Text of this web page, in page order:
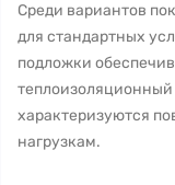
Среди вариантов
для стандартных
подложки
характеризуются
нагрузкам.